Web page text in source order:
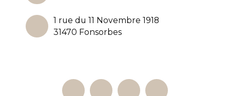
1 rue du 11 Novembre 1918
31470 Fonsorbes